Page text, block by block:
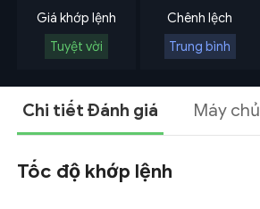
Giá khớp lệnh
Tuyệt vời
Chênh lệch
Trung bình
Chi tiết Đánh giá Máy chủ
Tốc độ khớp lệnh